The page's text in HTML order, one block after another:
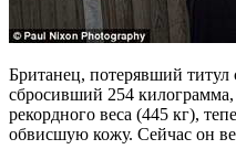
Британец, потерявший титул
сбросивший 254
рекордного веса (445 кг),
обвисшую кожу. Сейчас он